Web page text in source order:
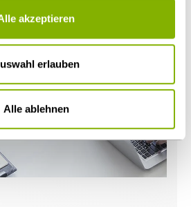
akzeptieren
erlauben
Alle ablehnen